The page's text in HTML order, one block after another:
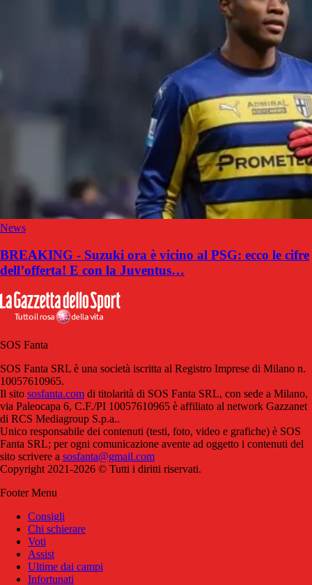
News
BREAKING - Suzuki ora è vicino al PSG: ecco le cifre
dell’offerta! E con la Juventus…
SOS Fanta
SOS Fanta SRL è una società iscritta al Registro Imprese di Milano n.
10057610965.
Il sito sosfanta.com di titolarità di SOS Fanta SRL, con sede a Milano,
via Paleocapa 6, C.F./PI 10057610965 è affiliato al network Gazzanet
di RCS Mediagroup S.p.a..
Unico responsabile dei contenuti (testi, foto, video e grafiche) è SOS
Fanta SRL; per ogni comunicazione avente ad oggetto i contenuti del
sito scrivere a sosfanta@gmail.com
Copyright 2021-2026 © Tutti i diritti riservati.
Footer Menu
Consigli
Chi schierare
Voti
Assist
Ultime dai campi
Infortunati